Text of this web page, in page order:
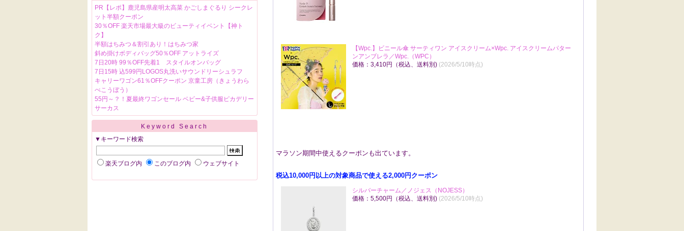
PR【レポ】鹿児島県産明太高菜 かごしまぐるり シークレ
ット半額クーポン
30％OFF 楽天市場最大級のビューティイベント【神ト
ク】
半額はちみつ＆割引あり！はちみつ家
斜め掛けボディバッグ50％OFF アットライズ
7日20時 99％OFF先着1 スタイルオンバッグ
7日15時 込599円LOGOS丸洗いサウンドリーシュラフ
キャリーワゴン61％OFFクーポン 京童工房（きょうわら
べこうぼう）
55円～？！夏最終ワゴンセール ベビー&子供服ピカデリー
サーカス
Keyword Search
▼キーワード検索
楽天ブログ内 このブログ内 ウェブサイト
【Wpc.】ビニール傘 サーティワン アイスクリーム×Wpc. アイスクリームパター
ンアンブレラ／Wpc.（WPC）
価格：3,410円（税込、送料別) (2026/5/10時点)
マラソン期間中使えるクーポンも出ています。
税込10,000円以上の対象商品で使える2,000円クーポン
シルバーチャーム／ノジェス（NOJESS）
価格：5,500円（税込、送料別) (2026/5/10時点)